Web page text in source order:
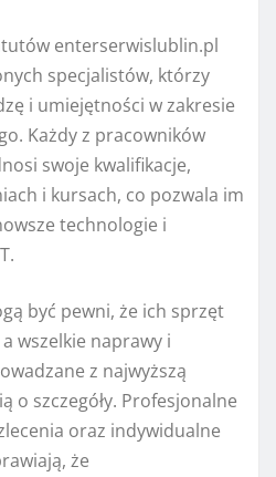
enterserwislublin.pl
specjalistów, którzy
i umiejętności w zakresie
Każdy z pracowników
swoje kwalifikacje,
i kursach, co pozwala im
technologie i
być pewni, że ich sprzęt
wszelkie naprawy i
z najwyższą
o szczegóły. Profesjonalne
oraz indywidualne
że